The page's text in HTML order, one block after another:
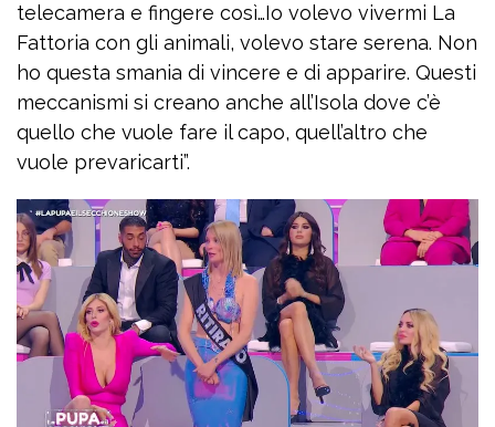
telecamera e fingere così…Io volevo vivermi La
Fattoria con gli animali, volevo stare serena. Non
ho questa smania di vincere e di apparire. Questi
meccanismi si creano anche all’Isola dove c’è
quello che vuole fare il capo, quell’altro che
vuole prevaricarti”.